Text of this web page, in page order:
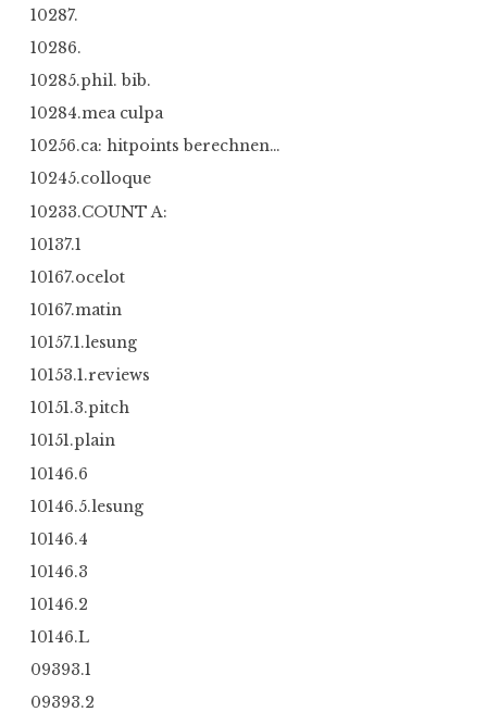
10287.
10286.
10285.phil. bib.
10284.mea culpa
10256.ca: hitpoints berechnen…
10245.colloque
10233.COUNT A:
10137.1
10167.ocelot
10167.matin
10157.1.lesung
10153.1.reviews
10151.3.pitch
10151.plain
10146.6
10146.5.lesung
10146.4
10146.3
10146.2
10146.L
09393.1
09393.2